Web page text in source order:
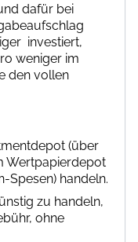
dafür bei
investiert,
weniger im
den vollen
(über
Wertpapierdepot
Spesen) handeln.
zu handeln,
ohne